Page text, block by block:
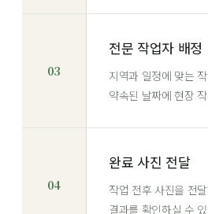
03
전문 작업자 배정
지역과 일정에 맞는
약속된 날짜에 현장
04
완료 사진 전달
작업 전후 사진을 전
결과를 확인하실 수